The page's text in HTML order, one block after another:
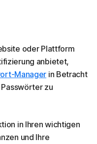
oder Plattform
anbietet,
Manager in Betracht
zu
in Ihren wichtigen
und Ihre